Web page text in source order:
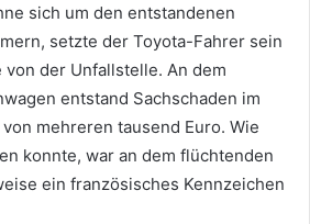
sich um den entstandenen
setzte der Toyota-Fahrer sein
der Unfallstelle. An dem
entstand Sachschaden im
mehreren tausend Euro. Wie
konnte, war an dem flüchtenden
ein französisches Kennzeichen